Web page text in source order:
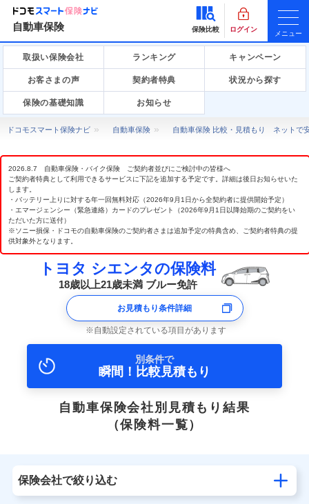
自動車保険 保険比較 ログイン
メニュー
取扱い保険会社 ランキング キャンペーン
お客さまの声 契約者特典 状況から探す
保険の基礎知識 お知らせ
ドコモスマート保険ナビ 自動車保険 自動車保険 比較・見積もり ネットで
2026.8.7 自動車保険・バイク保険 ご契約者並びにご検討中の皆様へ
ご契約者特典として利用できるサービスに下記を追加する予定です。詳細は後日お知らせいた
します。
・バッテリー上りに対する年一回無料対応（2026年9月1日から全契約者に提供開始予定）
・エマージェンシー（緊急連絡）カードのプレゼント（2026年9月1日以降始期のご契約をい
ただいた方に送付）
※ソニー損保・ドコモの自動車保険のご契約者さまは追加予定の特典含め、ご契約者特典の提
供対象外となります。
トヨタ シエンタの保険料
18歳以上21歳未満 ブルー免許
お見積もり条件詳細
自動設定されている項目があります
別条件で
瞬間！比較見積もり
自動車保険会社別見積もり結果
（保険料一覧）
保険会社で絞り込む